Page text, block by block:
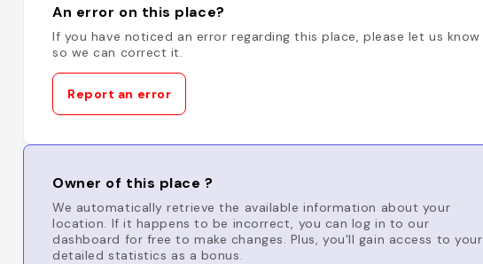
An error on this place?
If you have noticed an error regarding this place, please let us know
so we can correct it.
Report an error
Owner of this place ?
We automatically retrieve the available information about your
location. If it happens to be incorrect, you can log in to our
dashboard for free to make changes. Plus, you'll gain access to your
detailed statistics as a bonus.